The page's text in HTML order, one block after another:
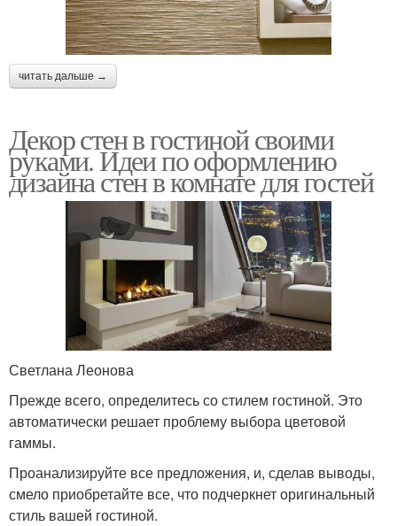
читать дальше →
Декор стен в гостиной своими
руками. Идеи по оформлению
дизайна стен в комнате для гостей
Светлана Леонова
Прежде всего, определитесь со стилем гостиной. Это
автоматически решает проблему выбора цветовой
гаммы.
Проанализируйте все предложения, и, сделав выводы,
смело приобретайте все, что подчеркнет оригинальный
стиль вашей гостиной.